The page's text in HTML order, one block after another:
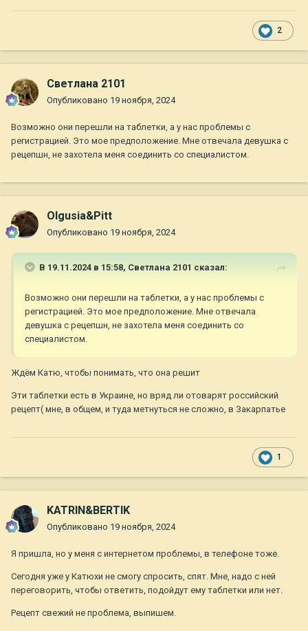
2
Светлана 2101
Опубликовано 19 ноября, 2024
Возможно они перешли на таблетки, а у нас проблемы с
регистрацией. Это мое предположение. Мне отвечала девушка с
рецепшн, не захотела меня соединить со специалистом.
Olgusia&Pitt
Опубликовано 19 ноября, 2024
В 19.11.2024 в 15:58, Светлана 2101 сказал:
Возможно они перешли на таблетки, а у нас проблемы с
регистрацией. Это мое предположение. Мне отвечала
девушка с рецепшн, не захотела меня соединить со
специалистом.
Ждём Катю, чтобы понимать, что она решит
Эти таблетки есть в Украине, но вряд ли отоварят российский
рецепт( мне, в общем, и туда метнуться не сложно, в Закарпатье
1
KATRIN&BERTIK
Опубликовано 19 ноября, 2024
Я пришла, но у меня с интернетом проблемы, в телефоне тоже.
Сегодня уже у Катюхи не смогу спросить, спят. Мне, надо с ней
переговорить, чтобы ответить, подойдут ему таблетки или нет.
Рецепт свежий не проблема, выпишем.